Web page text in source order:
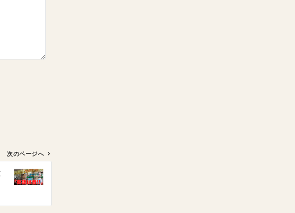
次のページへ